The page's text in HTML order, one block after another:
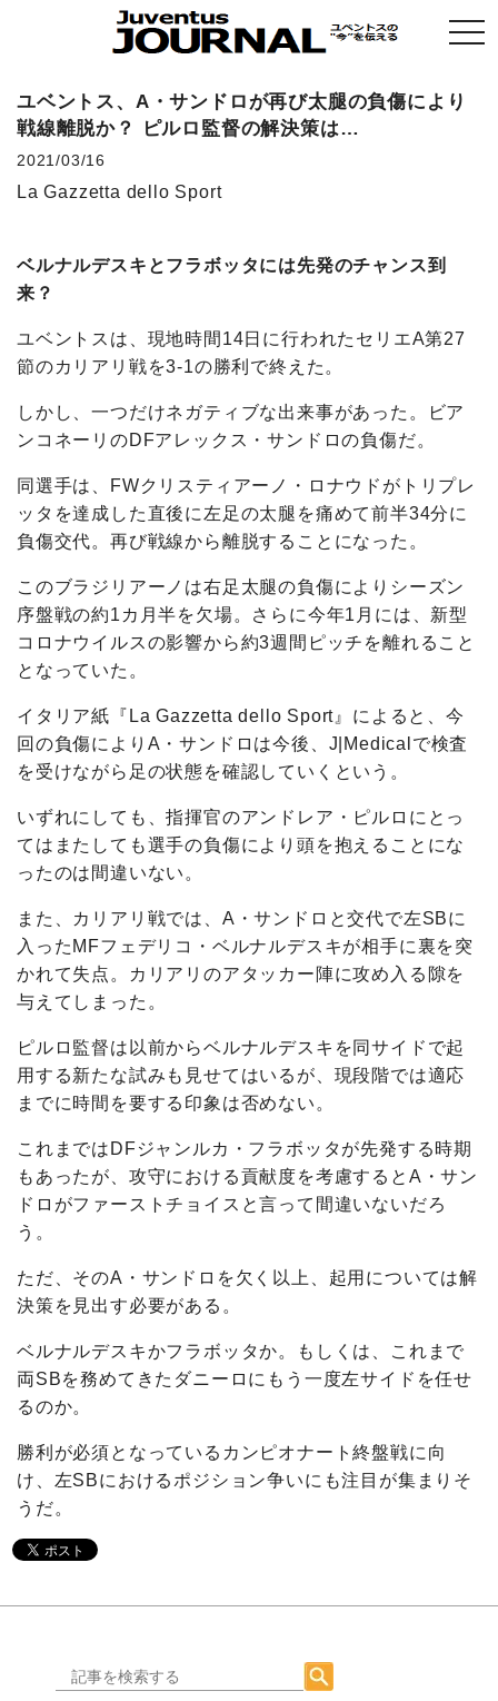
ユベントス、A・サンドロが再び太腿の負傷により
戦線離脱か？ ピルロ監督の解決策は…
2021/03/16
La Gazzetta dello Sport
ベルナルデスキとフラボッタには先発のチャンス到
来？
ユベントスは、現地時間14日に行われたセリエA第27
節のカリアリ戦を3-1の勝利で終えた。
しかし、一つだけネガティブな出来事があった。ビア
ンコネーリのDFアレックス・サンドロの負傷だ。
同選手は、FWクリスティアーノ・ロナウドがトリプレ
ッタを達成した直後に左足の太腿を痛めて前半34分に
負傷交代。再び戦線から離脱することになった。
このブラジリアーノは右足太腿の負傷によりシーズン
序盤戦の約1カ月半を欠場。さらに今年1月には、新型
コロナウイルスの影響から約3週間ピッチを離れること
となっていた。
イタリア紙『La Gazzetta dello Sport』によると、今
回の負傷によりA・サンドロは今後、J|Medicalで検査
を受けながら足の状態を確認していくという。
いずれにしても、指揮官のアンドレア・ピルロにとっ
てはまたしても選手の負傷により頭を抱えることにな
ったのは間違いない。
また、カリアリ戦では、A・サンドロと交代で左SBに
入ったMFフェデリコ・ベルナルデスキが相手に裏を突
かれて失点。カリアリのアタッカー陣に攻め入る隙を
与えてしまった。
ピルロ監督は以前からベルナルデスキを同サイドで起
用する新たな試みも見せてはいるが、現段階では適応
までに時間を要する印象は否めない。
これまではDFジャンルカ・フラボッタが先発する時期
もあったが、攻守における貢献度を考慮するとA・サン
ドロがファーストチョイスと言って間違いないだろ
う。
ただ、そのA・サンドロを欠く以上、起用については解
決策を見出す必要がある。
ベルナルデスキかフラボッタか。もしくは、これまで
両SBを務めてきたダニーロにもう一度左サイドを任せ
るのか。
勝利が必須となっているカンピオナート終盤戦に向
け、左SBにおけるポジション争いにも注目が集まりそ
うだ。